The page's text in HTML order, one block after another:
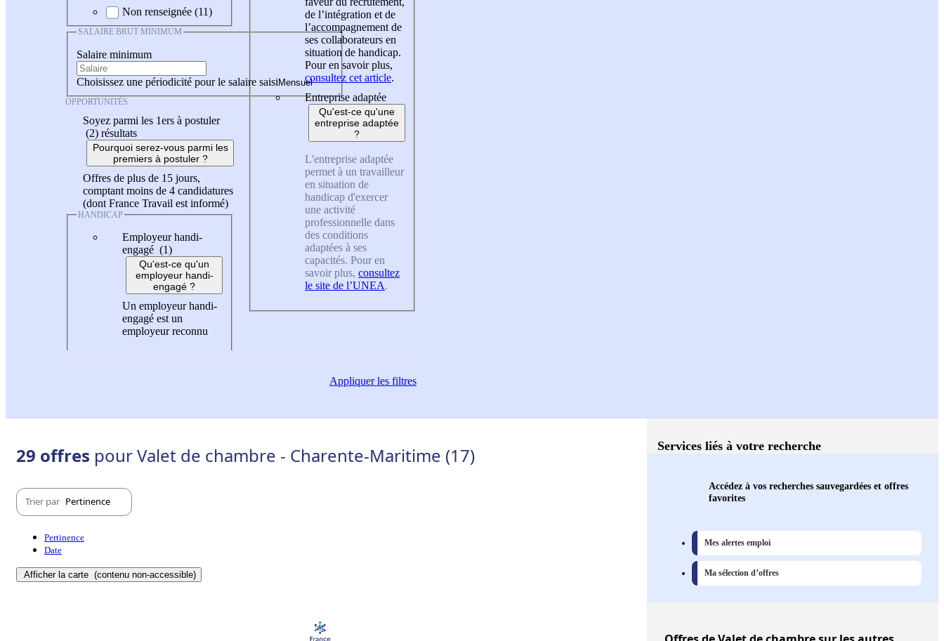
Non renseignée (11)
SALAIRE BRUT MINIMUM
Salaire minimum
Choisissez une périodicité pour le salaire saisi
OPPORTUNITÉS
Soyez parmi les 1ers à postuler
(2) résultats
Pourquoi serez-vous parmi les
premiers à postuler ?
Offres de plus de 15 jours,
comptant moins de 4 candidatures
(dont France Travail est informé)
HANDICAP
Employeur handi-
engagé (1)
Qu'est-ce qu'un
employeur handi-
engagé ?
Un employeur handi-
engagé est un
employeur reconnu
de l’intégration et de
l’accompagnement de
ses collaborateurs en
situation de handicap.
Pour en savoir plus,
consultez cet article.
Entreprise adaptée
Qu'est-ce qu'une
entreprise adaptée
?
L'entreprise adaptée
permet à un travailleur
en situation de
handicap d'exercer
une activité
professionnelle dans
des conditions
adaptées à ses
capacités. Pour en
savoir plus, consultez
le site de l’UNEA.
Appliquerles filtres
29 offres pour Valet de chambre - Charente-Maritime (17)
Trier par Pertinence
Pertinence
Date
Afficher la carte (contenu non-accessible)
Services liés à votre recherche
Accédez à vos recherches sauvegardées et offres
favorites
Mes alertes emploi
Ma sélection d’offres